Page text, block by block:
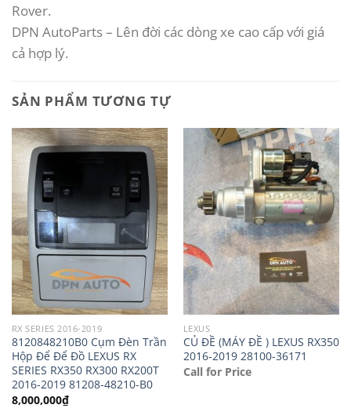
Rover.
DPN AutoParts – Lên đời các dòng xe cao cấp với giá
cả hợp lý.
SẢN PHẨM TƯƠNG TỰ
RX SERIES 2016-2019
8120848210B0 Cụm Đèn Trần
Hộp Để Để Đồ LEXUS RX
SERIES RX350 RX300 RX200T
2016-2019 81208-48210-B0
8,000,000₫
LEXUS
CỦ ĐỀ (MÁY ĐỀ ) LEXUS RX350
2016-2019 28100-36171
Call for Price